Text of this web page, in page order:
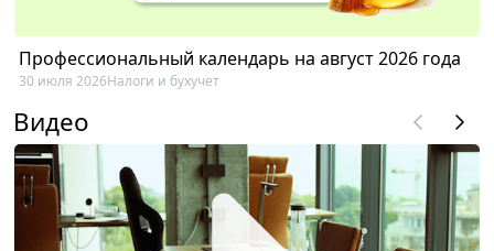
Профессиональный календарь на август 2026 года
30 июля 2026Налоги и бухучет
Видео